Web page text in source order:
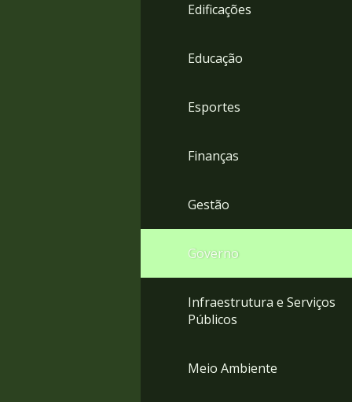
Edificações
Educação
Esportes
Finanças
Gestão
Governo
Infraestrutura e Serviços
Públicos
Meio Ambiente